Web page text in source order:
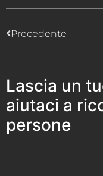
Precedente
Lascia un
aiutaci a
persone